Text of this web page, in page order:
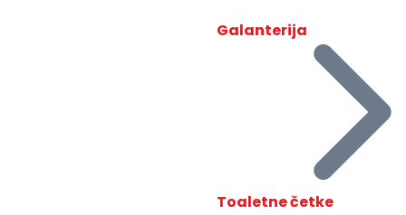
Galanterija
Toaletne četke